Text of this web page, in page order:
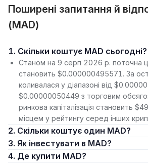
Поширені запитання й
(MAD)
1. Скільки коштує MAD сьогодні?
Станом на 9 серп 2026 р. поточна
становить $0.000000495571. За
коливалася у діапазоні від
$0.00000050449 з торговим
ринкова капіталізація становить
місцем у рейтингу серед інших
2. Скільки коштує один MAD?
3. Як інвестувати в MAD?
4. Де купити MAD?